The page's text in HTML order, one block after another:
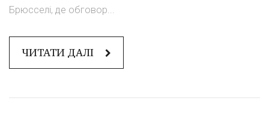
Брюсселі, де обговор...
ЧИТАТИ ДАЛІ